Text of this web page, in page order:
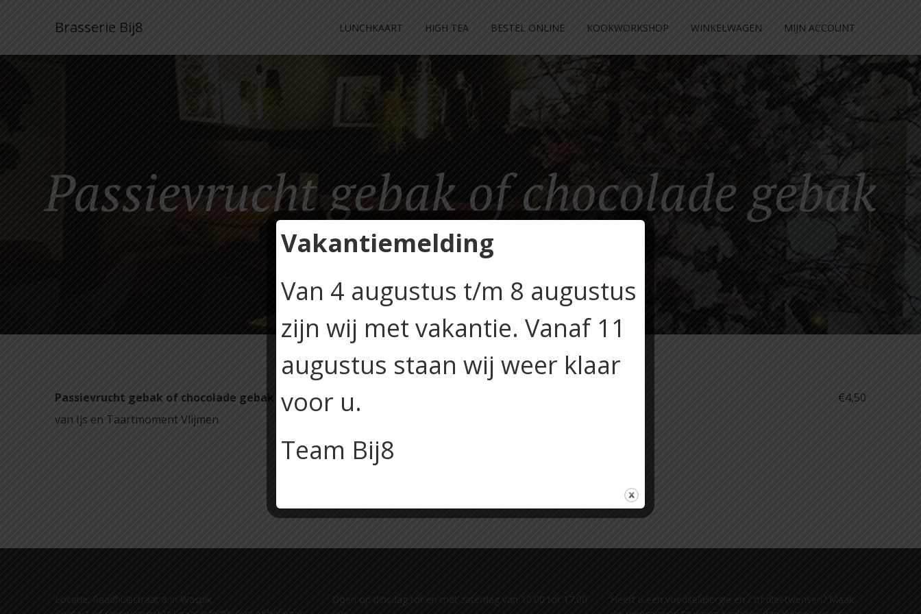
Brasserie Bij8 LUNCHKAART HIGH TEA BESTEL ONLINE KOOKWORKSHOP WINKELWAGEN MIJN ACCOUNT
Passievrucht gebak of chocolade gebak
Passievrucht gebak of chocolade gebak
€4,50
van Ijs en Taartmoment Vlijmen
Locatie: Raadhuisstraat 8 in Waspik
Open op dinsdag tot en met zaterdag van 10.00 tot 17.00
Heeft u een voedselallergie en / of dieetwensen? Maak
Vakantiemelding
Van 4 augustus t/m 8 augustus
zijn wij met vakantie. Vanaf 11
augustus staan wij weer klaar
voor u.
Team Bij8